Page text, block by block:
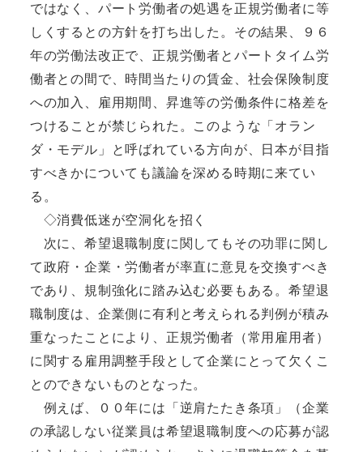
ではなく、パート労働者の処遇を正規労働者に等
しくするとの方針を打ち出した。その結果、９６
年の労働法改正で、正規労働者とパートタイム労
働者との間で、時間当たりの賃金、社会保険制度
への加入、雇用期間、昇進等の労働条件に格差を
つけることが禁じられた。このような「オラン
ダ・モデル」と呼ばれている方向が、日本が目指
すべきかについても議論を深める時期に来てい
る。
◇消費低迷が空洞化を招く
次に、希望退職制度に関してもその功罪に関し
て政府・企業・労働者が率直に意見を交換すべき
であり、規制強化に踏み込む必要もある。希望退
職制度は、企業側に有利と考えられる判例が積み
重なったことにより、正規労働者（常用雇用者）
に関する雇用調整手段として企業にとって欠くこ
とのできないものとなった。
例えば、００年には「逆肩たたき条項」（企業
の承認しない従業員は希望退職制度への応募が認